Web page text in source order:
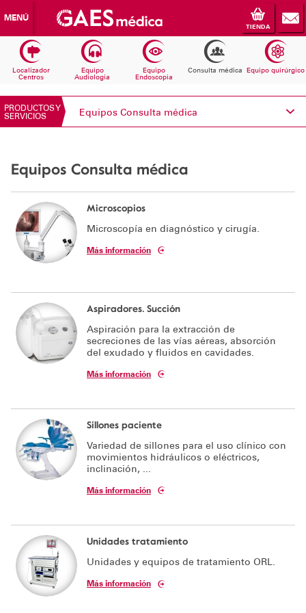
MENÚ
TIENDA
Localizador
Centros
Equipo
Audiologia
Equipo
Endoscopia
Consulta médica Equipo quirúrgico
PRODUCTOS Y
SERVICIOS
Equipos Consulta médica
Equipos Audiología
Equipos Endoscopia
Equipos Consulta médica
Solicita información
Soporte técnico
Equipos Consulta médica
Microscopios
Microscopía en diagnóstico y cirugía.
Más información
Aspiradores. Succión
Aspiración para la extracción de
secreciones de las vías aéreas, absorción
del exudado y fluidos en cavidades.
Más información
Sillones paciente
Variedad de sillones para el uso clínico con
movimientos hidráulicos o eléctricos,
inclinación, ...
Más información
Unidades tratamiento
Unidades y equipos de tratamiento ORL.
Más información